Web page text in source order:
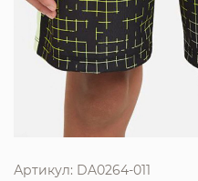
Артикул: DA0264-011